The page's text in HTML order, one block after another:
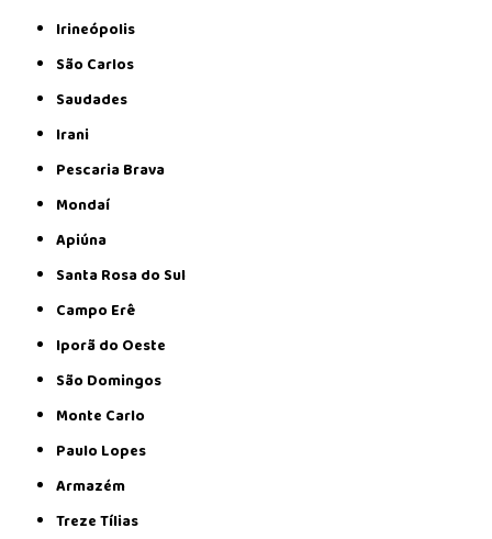
Irineópolis
São Carlos
Saudades
Irani
Pescaria Brava
Mondaí
Apiúna
Santa Rosa do Sul
Campo Erê
Iporã do Oeste
São Domingos
Monte Carlo
Paulo Lopes
Armazém
Treze Tílias